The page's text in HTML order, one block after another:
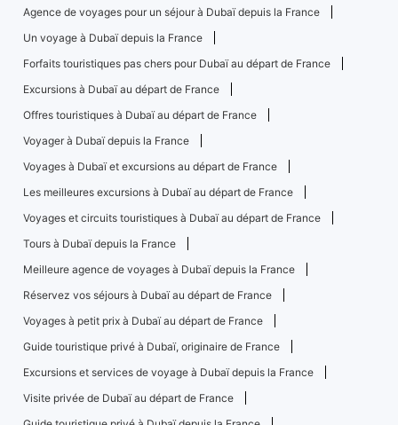
Agence de voyages pour un séjour à Dubaï depuis la France
Un voyage à Dubaï depuis la France
Forfaits touristiques pas chers pour Dubaï au départ de France
Excursions à Dubaï au départ de France
Offres touristiques à Dubaï au départ de France
Voyager à Dubaï depuis la France
Voyages à Dubaï et excursions au départ de France
Les meilleures excursions à Dubaï au départ de France
Voyages et circuits touristiques à Dubaï au départ de France
Tours à Dubaï depuis la France
Meilleure agence de voyages à Dubaï depuis la France
Réservez vos séjours à Dubaï au départ de France
Voyages à petit prix à Dubaï au départ de France
Guide touristique privé à Dubaï, originaire de France
Excursions et services de voyage à Dubaï depuis la France
Visite privée de Dubaï au départ de France